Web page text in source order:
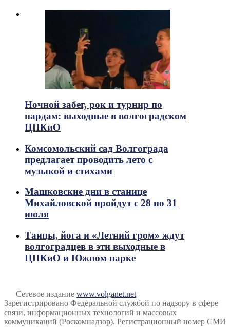
Ночной забег, рок и турнир по
нардам: выходные в волгоградском
ЦПКиО
Комсомольский сад Волгограда
предлагает проводить лето с
музыкой и стихами
Машковские дни в станице
Михайловской пройдут с 28 по 31
июля
Танцы, йога и «Летний гром» ждут
волгоградцев в эти выходные в
ЦПКиО и Южном парке
Сетевое издание www.volganet.net
Зарегистрировано Федеральной службой по надзору в сфере
связи, информационных технологий и массовых
коммуникаций (Роскомнадзор). Регистрационный номер СМИ